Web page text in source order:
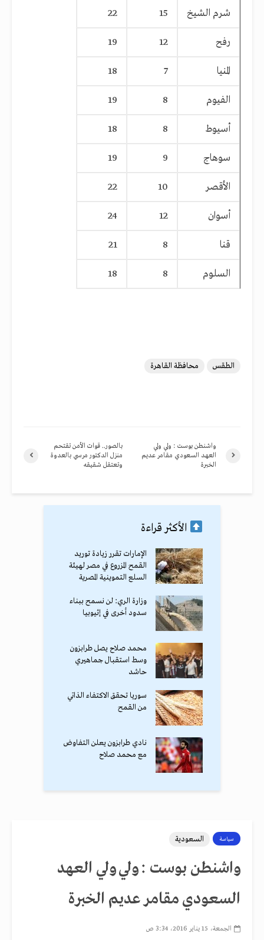
شرم الشيخ 15
22
رفح 12
19
المنيا 7
18
الفيوم 8
19
أسيوط 8
18
سوهاج 9
19
الأقصر 10
22
أسوان 12
24
قنا 8
21
السلوم 8
18
الطقس محافظة القاهرة
بالصور.. قوات الأمن تقتحم
منزل الدكتور مرسي بالعدوة
وتعتقل شقيقه
واشنطن بوست : ولي ولي
العهد السعودي مقامر عديم
الخبرة
الأكثر قراءة
الإمارات تقرر زيادة توريد
القمح المزروع في مصر لهيئة
السلع التموينية المصرية
وزارة الري: لن نسمح ببناء
سدود أخرى في إثيوبيا
محمد صلاح يصل طرابزون
وسط استقبال جماهيري
حاشد
سوريا تحقق الاكتفاء الذاتي
من القمح
نادي طرابزون يعلن التفاوض
مع محمد صلاح
سياسة السعودية
واشنطن بوست : ولي ولي العهد
السعودي مقامر عديم الخبرة
الجمعة، 15 يناير 2016، 3:34 ص